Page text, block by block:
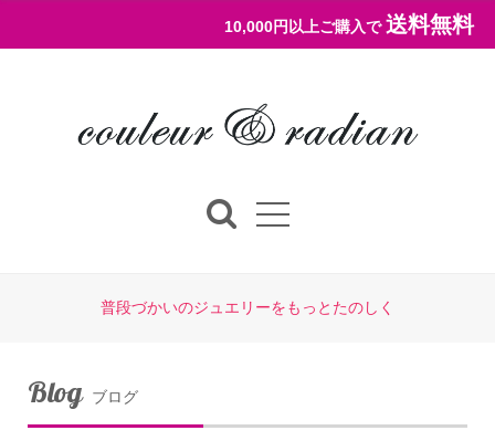
10,000円以上ご購入で 送料無料
普段づかいのジュエリーをもっとたのしく
Blog ブログ